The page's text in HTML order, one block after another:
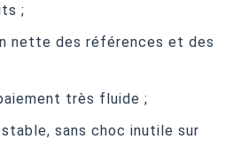
;
nette des références et des
très fluide ;
sans choc inutile sur